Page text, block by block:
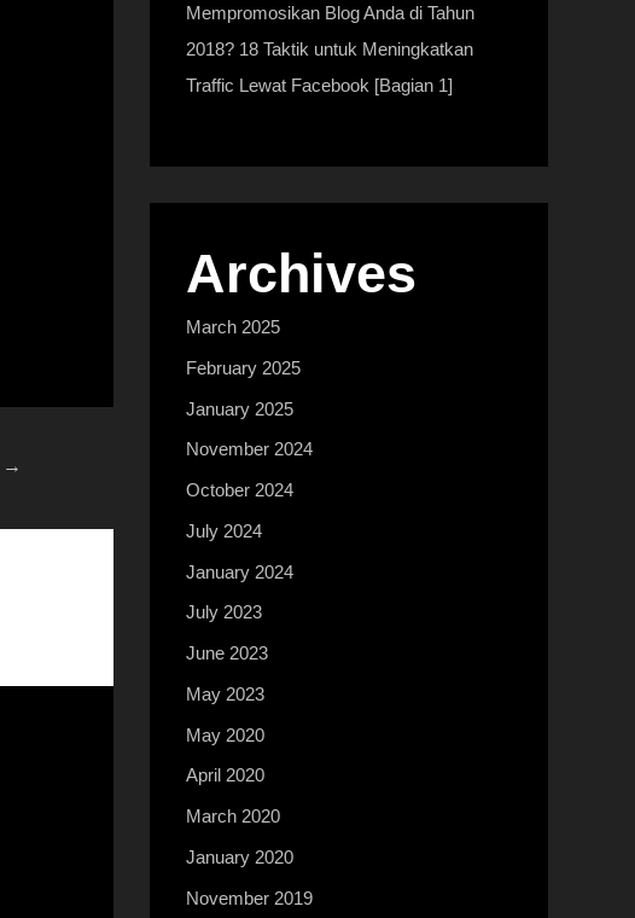
→
Mempromosikan Blog Anda di Tahun
2018? 18 Taktik untuk Meningkatkan
Traffic Lewat Facebook [Bagian 1]
Archives
March 2025
February 2025
January 2025
November 2024
October 2024
July 2024
January 2024
July 2023
June 2023
May 2023
May 2020
April 2020
March 2020
January 2020
November 2019